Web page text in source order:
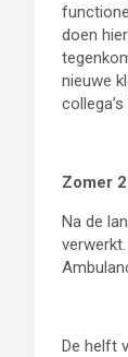
doen
nieuwe
Zomer
Na de
De helft